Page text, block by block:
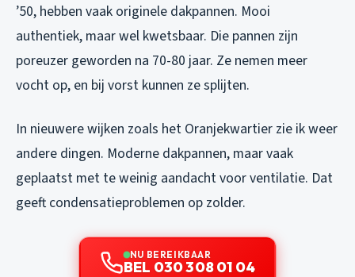
’50, hebben vaak originele dakpannen. Mooi
authentiek, maar wel kwetsbaar. Die pannen zijn
poreuzer geworden na 70-80 jaar. Ze nemen meer
vocht op, en bij vorst kunnen ze splijten.
In nieuwere wijken zoals het Oranjekwartier zie ik weer
andere dingen. Moderne dakpannen, maar vaak
geplaatst met te weinig aandacht voor ventilatie. Dat
geeft condensatieproblemen op zolder.
NU BEREIKBAAR
BEL 030 308 01 04